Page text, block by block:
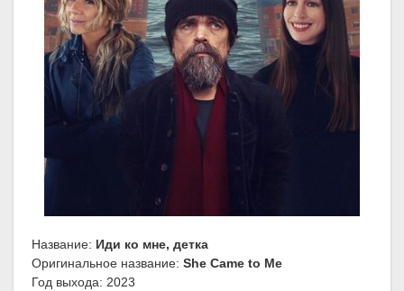
Название: Иди ко мне, детка
Оригинальное название: She Came to Me
Год выхода: 2023